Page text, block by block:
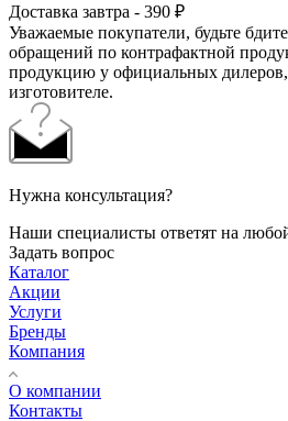
Доставка завтра - 390 ₽
Уважаемые покупатели, будьте
обращений по контрафактной
продукцию у официальных дилеров,
изготовителе.
Нужна консультация?
Наши специалисты ответят на
Задать вопрос
Каталог
Акции
Услуги
Бренды
Компания
О компании
Контакты